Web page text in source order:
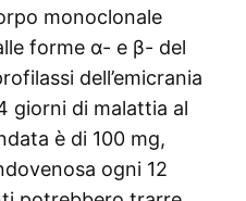
monoclonale
forme α- e β- del
dell’emicrania
giorni di malattia al
è di 100 mg,
ogni 12